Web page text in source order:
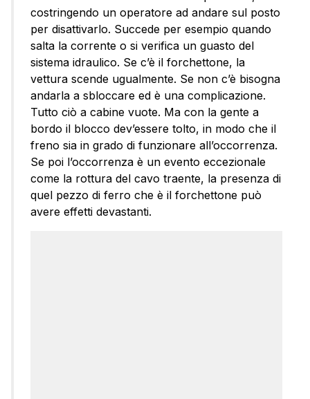
costringendo un operatore ad andare sul posto
per disattivarlo. Succede per esempio quando
salta la corrente o si verifica un guasto del
sistema idraulico. Se c’è il forchettone, la
vettura scende ugualmente. Se non c’è bisogna
andarla a sbloccare ed è una complicazione.
Tutto ciò a cabine vuote. Ma con la gente a
bordo il blocco dev’essere tolto, in modo che il
freno sia in grado di funzionare all’occorrenza.
Se poi l’occorrenza è un evento eccezionale
come la rottura del cavo traente, la presenza di
quel pezzo di ferro che è il forchettone può
avere effetti devastanti.